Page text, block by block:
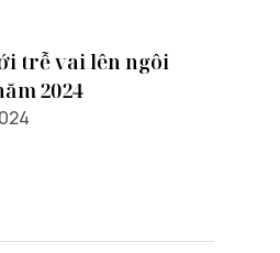
trễ vai lên ngôi
2024